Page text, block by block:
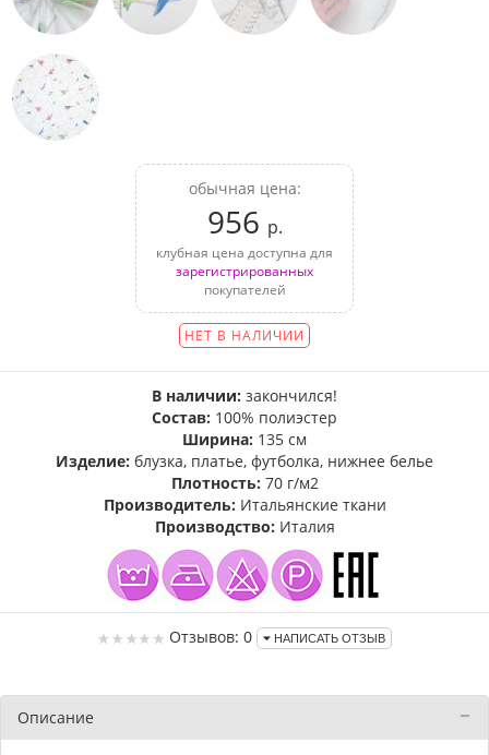
обычная цена:
956 р.
клубная цена доступна для
зарегистрированных
покупателей
НЕТ В НАЛИЧИИ
В наличии: закончился!
Состав: 100% полиэстер
Ширина: 135 см
Изделие: блузка, платье, футболка, нижнее белье
Плотность: 70 г/м2
Производитель: Итальянские ткани
Производство: Италия
Отзывов: 0 НАПИСАТЬ ОТЗЫВ
Описание